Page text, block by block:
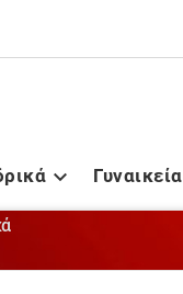
 Γυναικεία